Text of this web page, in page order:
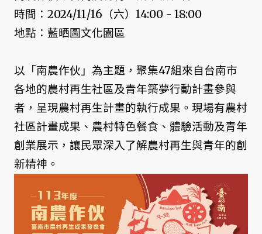
時間：2024/11/16（六）14:00 - 18:00
地點：藍晒圖文化園區
以「南農作伙」為主題，聚集47組來自台南市
各地的農村再生社區及青年築夢行動計畫參與
者，呈現農村再生計畫的執行成果。現場有農村
社區計畫成果、農村特色餐食、體驗活動及青年
創業展示，讓民眾深入了解農村再生與青年的創
新精神。